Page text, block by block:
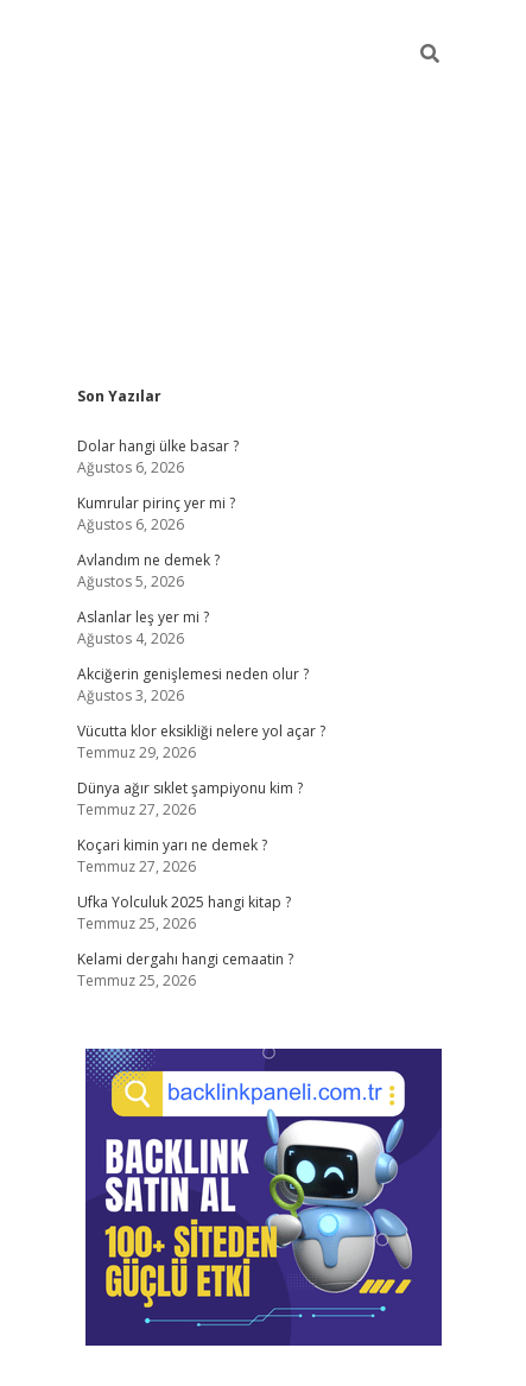
Sidebar
Son Yazılar
Dolar hangi ülke basar ?
Ağustos 6, 2026
Kumrular pirinç yer mi ?
Ağustos 6, 2026
Avlandım ne demek ?
Ağustos 5, 2026
Aslanlar leş yer mi ?
Ağustos 4, 2026
Akciğerin genişlemesi neden olur ?
Ağustos 3, 2026
Vücutta klor eksikliği nelere yol açar ?
Temmuz 29, 2026
Dünya ağır sıklet şampiyonu kim ?
Temmuz 27, 2026
Koçari kimin yarı ne demek ?
Temmuz 27, 2026
Ufka Yolculuk 2025 hangi kitap ?
Temmuz 25, 2026
Kelami dergahı hangi cemaatin ?
Temmuz 25, 2026